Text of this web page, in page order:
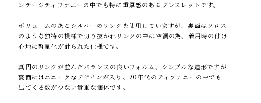
ンテージティファニーの中でも特に重厚感のあるブレスレットです。
ボリュームのあるシルバーのリンクを使用していますが、裏面はクロス
のような独特の模様で切り抜かれリンクの中は空洞の為、着用時の付け
心地に軽量化が計られた仕様です。
真円のリンクが並んだバランスの良いフォルム、シンプルな造形ですが
裏面にはユニークなデザインが入り、90年代のティファニーの中でも
出てくる数が少ない貴重な個体です。